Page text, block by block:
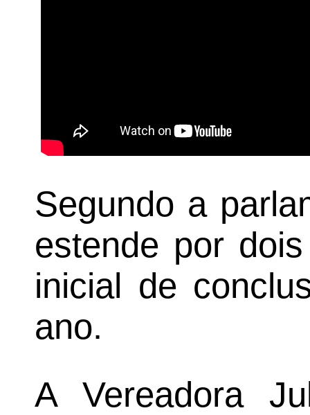
Segundo a
estende por
inicial de
ano.
A Vereadora